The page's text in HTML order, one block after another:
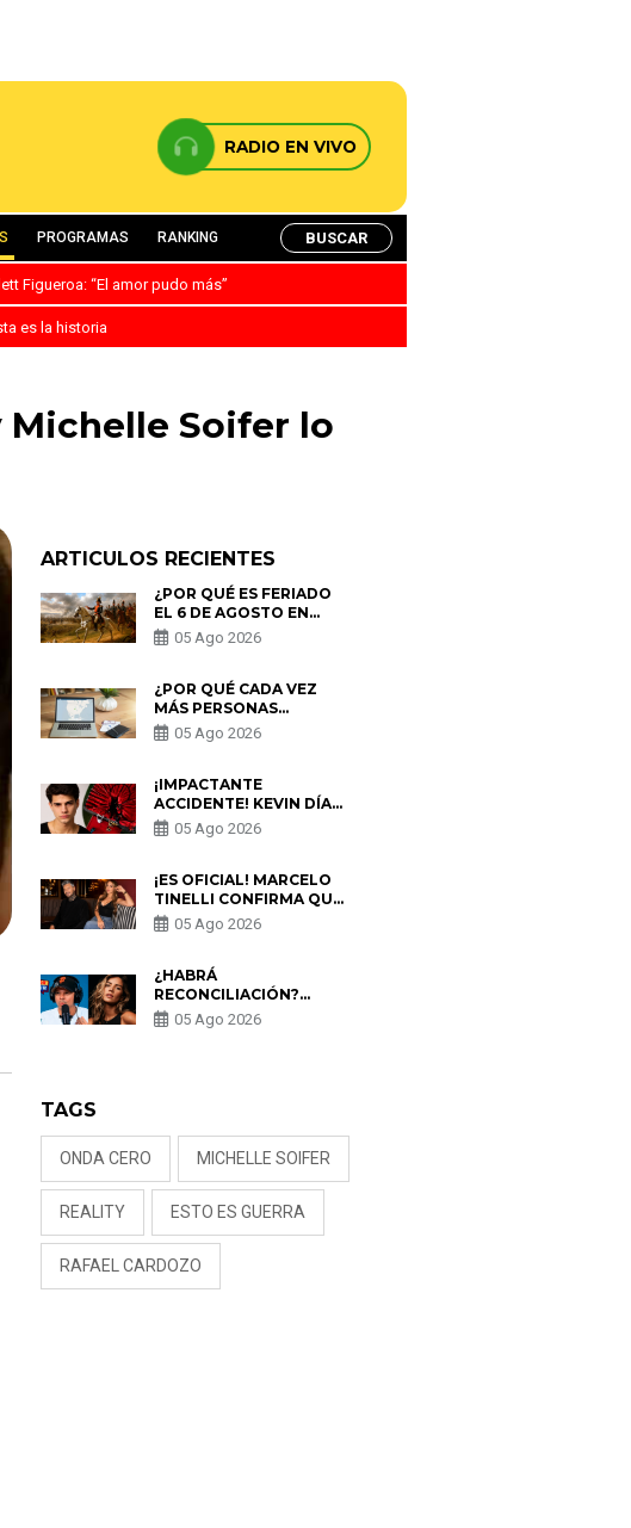
RADIO EN VIVO
PROGRAMAS RANKING BUSCAR
Figueroa: “El amor pudo más”
es la historia
Michelle Soifer lo
ARTICULOS RECIENTES
¿POR QUÉ ES FERIADO
EL 6 DE AGOSTO EN
PERÚ? ESTA ES LA
HISTORIA
05 Ago 2026
¿POR QUÉ CADA VEZ
MÁS PERSONAS
UTILIZAN UNA VPN
PARA PROTEGER SU
05 Ago 2026
¡IMPACTANTE
ACCIDENTE! KEVIN DÍAZ
CAE DESDE OCHO
METROS EN “ESTO ES
PREOCUPACIÓN
05 Ago 2026
¡ES OFICIAL! MARCELO
TINELLI CONFIRMA QUE
REGRESÓ CON MILETT
FIGUEROA: “EL AMOR
05 Ago 2026
¿HABRÁ
RECONCILIACIÓN?
MARIO HART ADMITE
QUE PODRÍA VOLVER
05 Ago 2026
TAGS
ONDA CERO MICHELLE SOIFER
REALITY ESTO ES GUERRA
RAFAEL CARDOZO